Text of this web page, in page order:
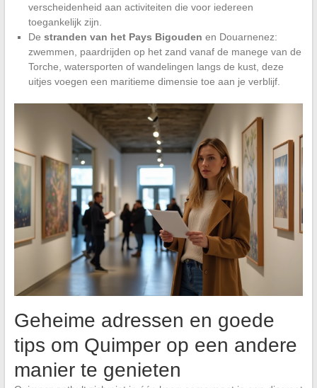
verscheidenheid aan activiteiten die voor iedereen
toegankelijk zijn.
De stranden van het Pays Bigouden en Douarnenez:
zwemmen, paardrijden op het zand vanaf de manege van de
Torche, watersporten of wandelingen langs de kust, deze
uitjes voegen een maritieme dimensie toe aan je verblijf.
Geheime adressen en goede
tips om Quimper op een andere
manier te genieten